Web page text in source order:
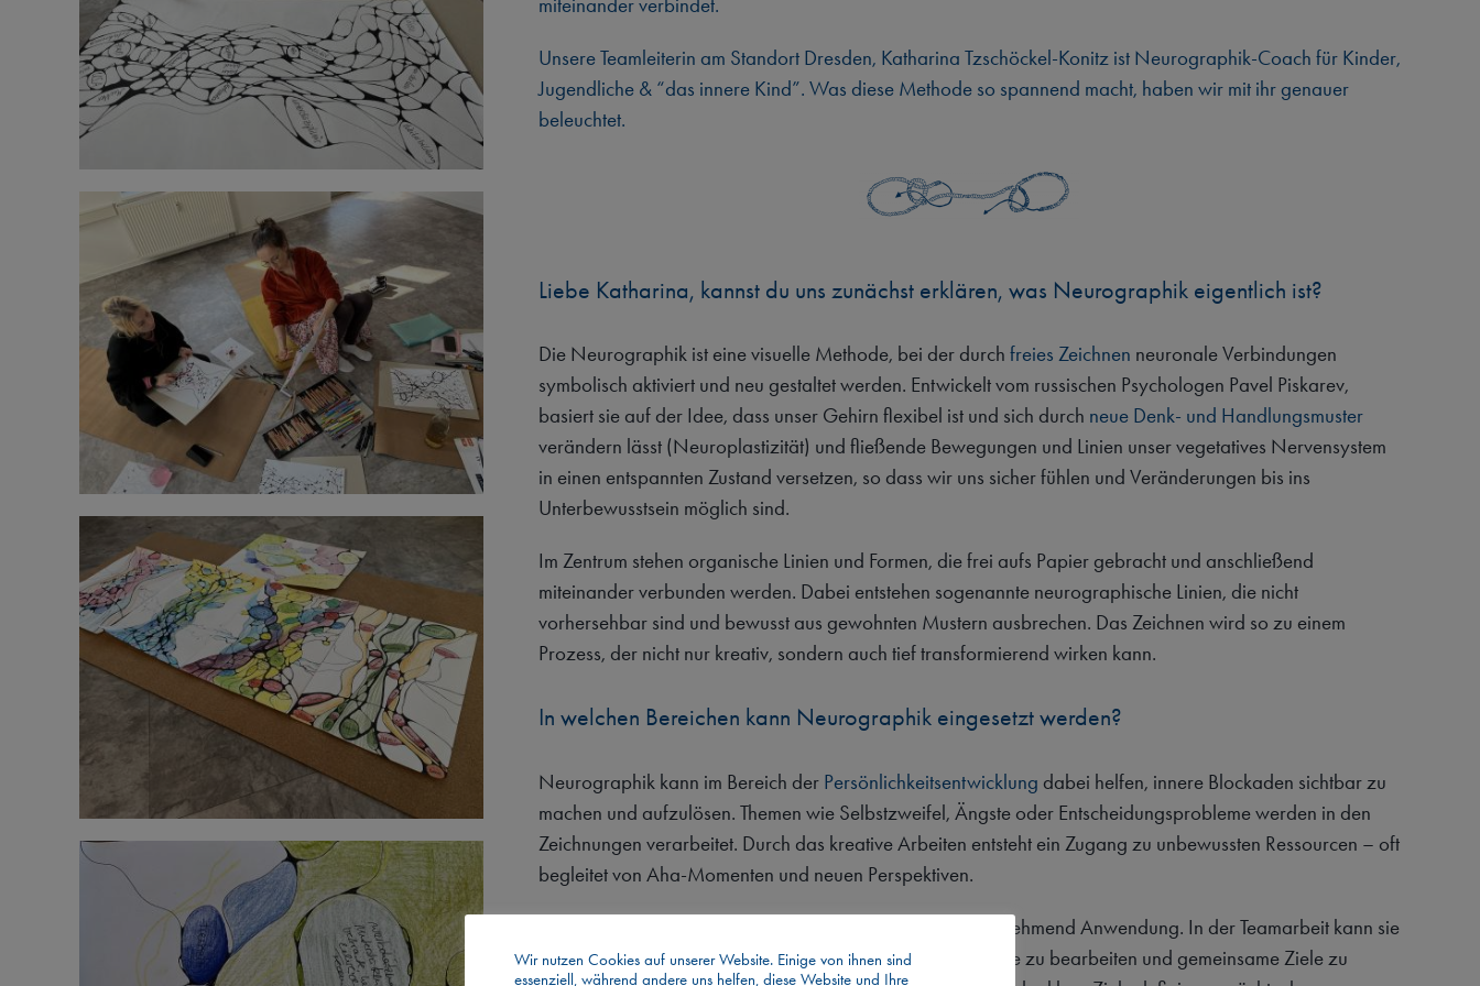
Unsere Teamleiterin am Standort Dresden, Katharina Tzschöckel-Konitz ist Neurographik-Coach für Kinder,
Jugendliche & “das innere Kind”. Was diese Methode so spannend macht, haben wir mit ihr genauer
beleuchtet.
Liebe Katharina, kannst du uns zunächst erklären, was Neurographik eigentlich ist?
Die Neurographik ist eine visuelle Methode, bei der durch freies Zeichnen neuronale Verbindungen
symbolisch aktiviert und neu gestaltet werden. Entwickelt vom russischen Psychologen Pavel Piskarev,
basiert sie auf der Idee, dass unser Gehirn flexibel ist und sich durch neue Denk- und Handlungsmuster
verändern lässt (Neuroplastizität) und fließende Bewegungen und Linien unser vegetatives Nervensystem
in einen entspannten Zustand versetzen, so dass wir uns sicher fühlen und Veränderungen bis ins
Unterbewusstsein möglich sind.
Im Zentrum stehen organische Linien und Formen, die frei aufs Papier gebracht und anschließend
miteinander verbunden werden. Dabei entstehen sogenannte neurographische Linien, die nicht
vorhersehbar sind und bewusst aus gewohnten Mustern ausbrechen. Das Zeichnen wird so zu einem
Prozess, der nicht nur kreativ, sondern auch tief transformierend wirken kann.
In welchen Bereichen kann Neurographik eingesetzt werden?
Neurographik kann im Bereich der Persönlichkeitsentwicklung dabei helfen, innere Blockaden sichtbar zu
machen und aufzulösen. Themen wie Selbstzweifel, Ängste oder Entscheidungsprobleme werden in den
Zeichnungen verarbeitet. Durch das kreative Arbeiten entsteht ein Zugang zu unbewussten Ressourcen – oft
begleitet von Aha-Momenten und neuen Perspektiven.
findet Neurographik zunehmend Anwendung. In der Teamarbeit kann sie
genutzt werden, um Kommunikation zu verbessern, Konflikte zu bearbeiten und gemeinsame Ziele zu
Wir nutzen Cookies auf unserer Website. Einige von ihnen sind
essenziell, während andere uns helfen, diese Website und Ihre